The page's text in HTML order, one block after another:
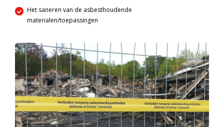
Het saneren van de asbesthoudende
materialen/toepassingen